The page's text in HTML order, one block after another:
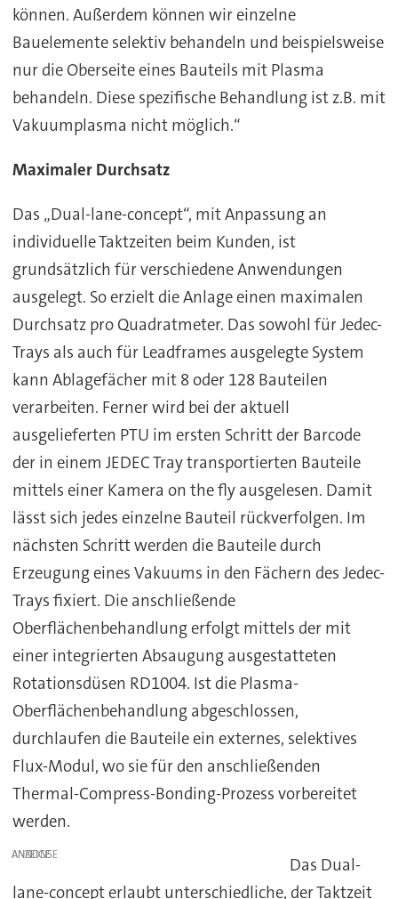
können. Außerdem können wir einzelne
Bauelemente selektiv behandeln und beispielsweise
nur die Oberseite eines Bauteils mit Plasma
behandeln. Diese spezifische Behandlung ist z.B. mit
Vakuumplasma nicht möglich.“
Maximaler Durchsatz
Das „Dual-lane-concept“, mit Anpassung an
individuelle Taktzeiten beim Kunden, ist
grundsätzlich für verschiedene Anwendungen
ausgelegt. So erzielt die Anlage einen maximalen
Durchsatz pro Quadratmeter. Das sowohl für Jedec-
Trays als auch für Leadframes ausgelegte System
kann Ablagefächer mit 8 oder 128 Bauteilen
verarbeiten. Ferner wird bei der aktuell
ausgelieferten PTU im ersten Schritt der Barcode
der in einem JEDEC Tray transportierten Bauteile
mittels einer Kamera on the fly ausgelesen. Damit
lässt sich jedes einzelne Bauteil rückverfolgen. Im
nächsten Schritt werden die Bauteile durch
Erzeugung eines Vakuums in den Fächern des Jedec-
Trays fixiert. Die anschließende
Oberflächenbehandlung erfolgt mittels der mit
einer integrierten Absaugung ausgestatteten
Rotationsdüsen RD1004. Ist die Plasma-
Oberflächenbehandlung abgeschlossen,
durchlaufen die Bauteile ein externes, selektives
Flux-Modul, wo sie für den anschließenden
Thermal-Compress-Bonding-Prozess vorbereitet
werden.
ANZEIGE
Das Dual-
lane-concept erlaubt unterschiedliche, der Taktzeit